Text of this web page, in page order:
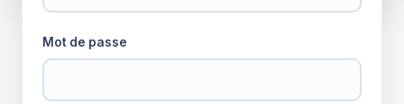
Mot de passe